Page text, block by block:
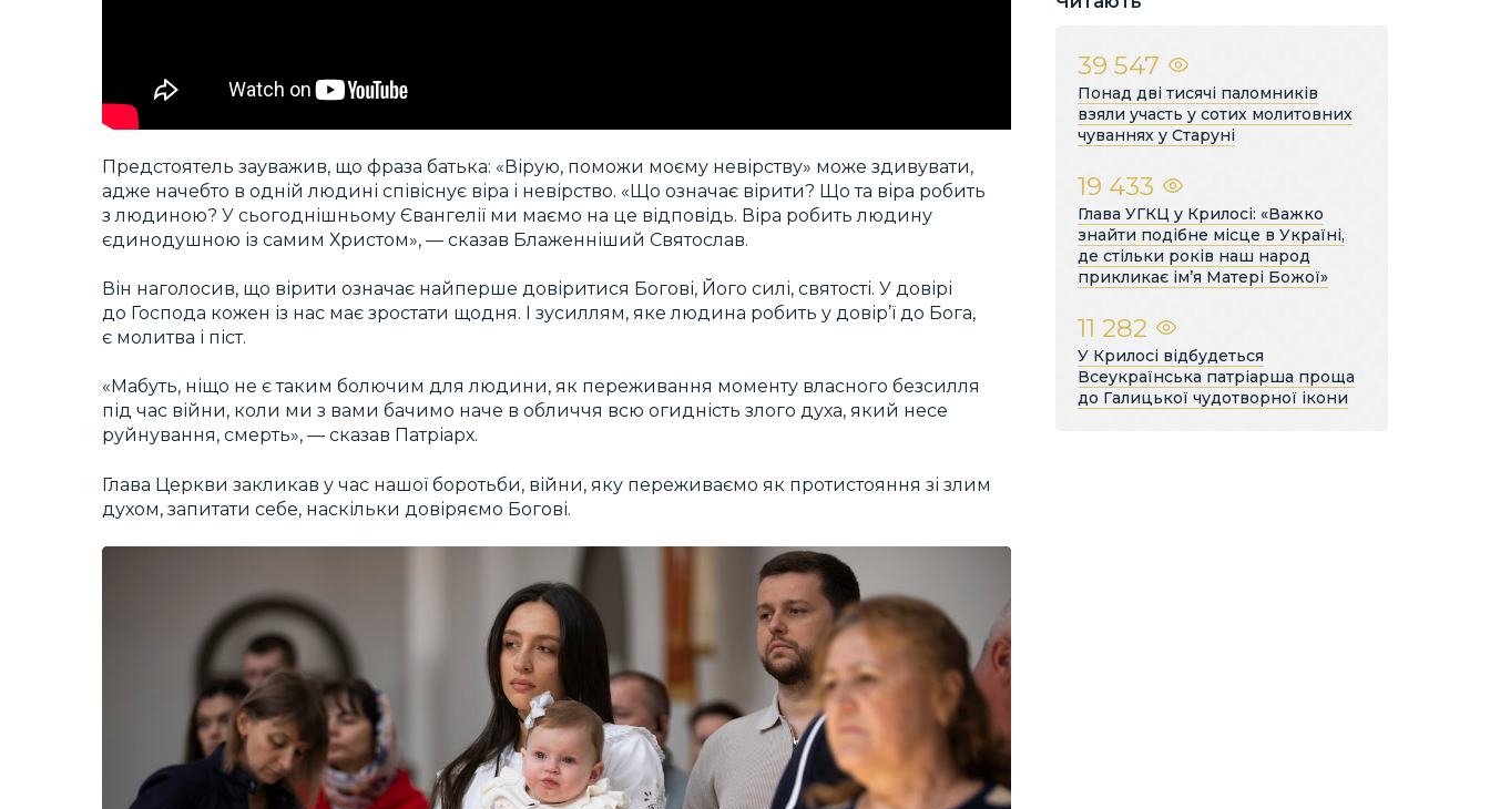
Предстоятель зауважив, що фраза батька: «Вірую, поможи моєму невірству» може здивувати,
адже начебто в одній людині співіснує віра і невірство. «Що означає вірити? Що та віра робить
з людиною? У сьогоднішньому Євангелії ми маємо на це відповідь. Віра робить людину
єдинодушною із самим Христом», — сказав Блаженніший Святослав.
Він наголосив, що вірити означає найперше довіритися Богові, Його силі, святості. У довірі
до Господа кожен із нас має зростати щодня. І зусиллям, яке людина робить у довір’ї до Бога,
є молитва і піст.
«Мабуть, ніщо не є таким болючим для людини, як переживання моменту власного безсилля
під час війни, коли ми з вами бачимо наче в обличчя всю огидність злого духа, який несе
руйнування, смерть», — сказав Патріарх.
Глава Церкви закликав у час нашої боротьби, війни, яку переживаємо як протистояння зі злим
духом, запитати себе, наскільки довіряємо Богові.
39 547
Понад дві тисячі паломників
взяли участь у сотих молитовних
чуваннях у Старуні
19 433
Глава УГКЦ у Крилосі: «Важко
знайти подібне місце в Україні,
де стільки років наш народ
прикликає ім’я Матері Божої»
11 282
У Крилосі відбудеться
Всеукраїнська патріарша проща
до Галицької чудотворної ікони